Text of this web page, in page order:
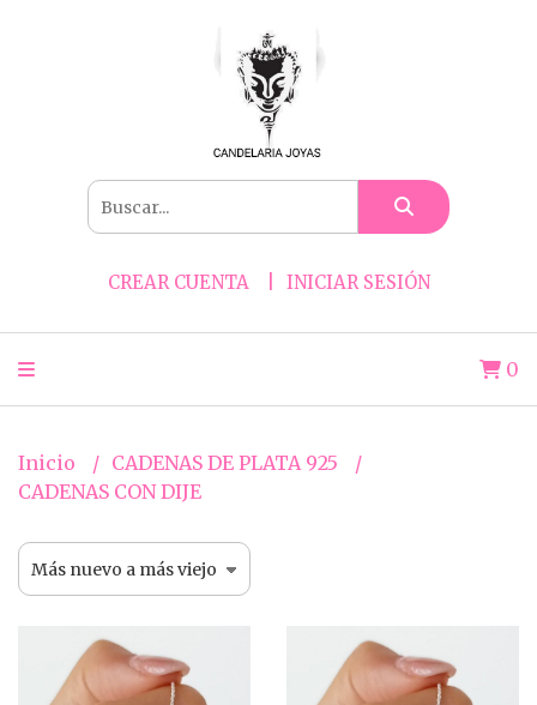
CREAR CUENTA INICIAR SESIÓN
0
Inicio
CADENAS DE PLATA 925
CADENAS CON DIJE